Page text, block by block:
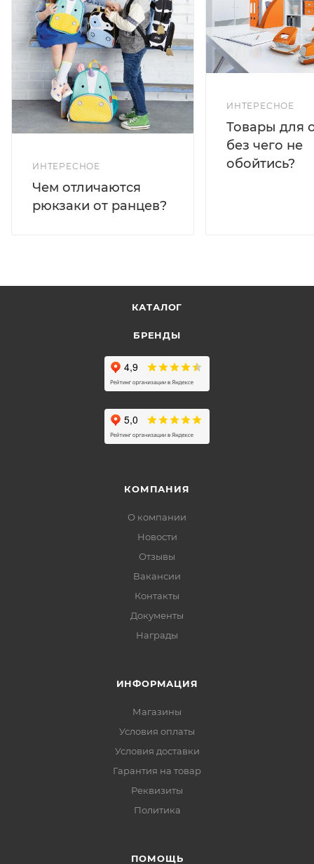
ИНТЕРЕСНОЕ
Чем отличаются
рюкзаки от ранцев?
ИНТЕРЕСНОЕ
Товары для
без чего не
обойтись?
КАТАЛОГ
БРЕНДЫ
КОМПАНИЯ
О компании
Новости
Отзывы
Вакансии
Контакты
Документы
Награды
ИНФОРМАЦИЯ
Магазины
Условия оплаты
Условия доставки
Гарантия на товар
Реквизиты
Политика
ПОМОЩЬ